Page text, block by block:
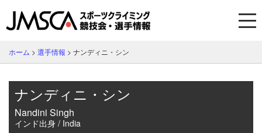
ホーム > 選手情報 > ナンディニ・シン
ナンディニ・シン
Nandini Singh
インド出身 / India